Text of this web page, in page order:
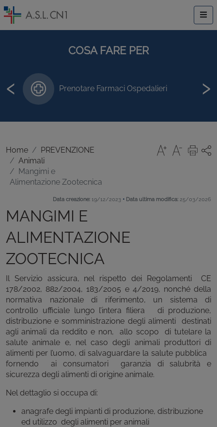
COSA FARE PER
Prenotare Farmaci Ospedalieri
‹ ›
Home
PREVENZIONE
Animali
Mangimi e
Alimentazione Zootecnica
Data creazione: 19/12/2023 • Data ultima modifica: 25/03/2026
MANGIMI E
ALIMENTAZIONE
ZOOTECNICA
Il Servizio assicura, nel rispetto dei Regolamenti CE
178/2002, 882/2004, 183/2005 e 4/2019, nonché della
normativa nazionale di riferimento, un sistema di
controllo ufficiale lungo l’intera filiera di produzione,
distribuzione e somministrazione degli alimenti destinati
agli animali da reddito e non, allo scopo di tutelare la
salute animale e, nel caso degli animali produttori di
alimenti per l’uomo, di salvaguardare la salute pubblica
fornendo ai consumatori garanzia di salubrità e
sicurezza degli alimenti di origine animale.
Nel dettaglio si occupa di:
anagrafe degli impianti di produzione, distribuzione
ed utilizzo degli alimenti per animali